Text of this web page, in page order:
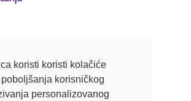
koristi koristi kolačiće
korisničkog
personalizovanog